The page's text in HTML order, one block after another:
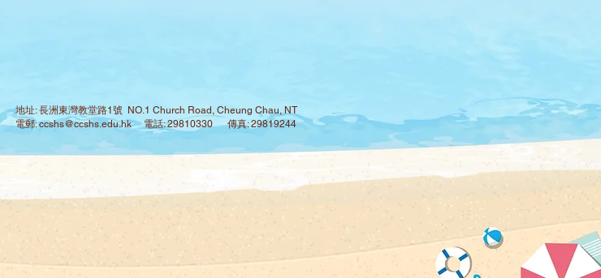
地址: 長洲東灣教堂路1號 NO.1 Church Road, Cheung Chau, NT
電郵:ccshs@ccshs.edu.hk電話: 29810330 傳真: 29819244